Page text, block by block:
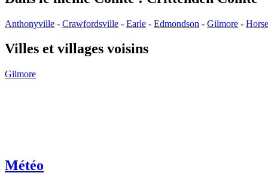
Anthonyville - Crawfordsville - Earle - Edmondson - Gilmore -
Villes et villages voisins
Gilmore
Météo